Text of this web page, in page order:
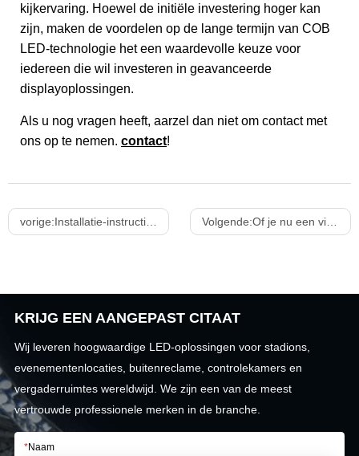
kijkervaring. Hoewel de initiële investering hoger kan
zijn, maken de voordelen op de lange termijn van COB
LED-technologie het een waardevolle keuze voor
iedereen die wil investeren in geavanceerde
displayoplossingen.
Als u nog vragen heeft, aarzel dan niet om contact met
ons op te nemen. contact!
vorige:Installatie-instructies voor buiten led-display Volgende:Of je nu een videoprocessor moet kiezen?
KRIJG EEN AANGEPAST CITAAT
Wij leveren hoogwaardige LED-oplossingen voor stadions,
evenementenlocaties, buitenreclame, controlekamers en
vergaderruimtes wereldwijd. We zijn een van de meest
vertrouwde professionele merken in de branche.
*Naam